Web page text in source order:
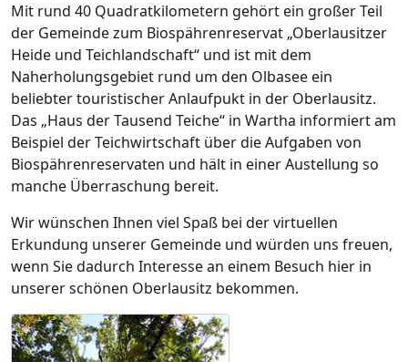
Mit rund 40 Quadratkilometern gehört ein großer Teil
der Gemeinde zum Biospährenreservat „Oberlausitzer
Heide und Teichlandschaft“ und ist mit dem
Naherholungsgebiet rund um den Olbasee ein
beliebter touristischer Anlaufpukt in der Oberlausitz.
Das „Haus der Tausend Teiche“ in Wartha informiert am
Beispiel der Teichwirtschaft über die Aufgaben von
Biospährenreservaten und hält in einer Austellung so
manche Überraschung bereit.
Wir wünschen Ihnen viel Spaß bei der virtuellen
Erkundung unserer Gemeinde und würden uns freuen,
wenn Sie dadurch Interesse an einem Besuch hier in
unserer schönen Oberlausitz bekommen.